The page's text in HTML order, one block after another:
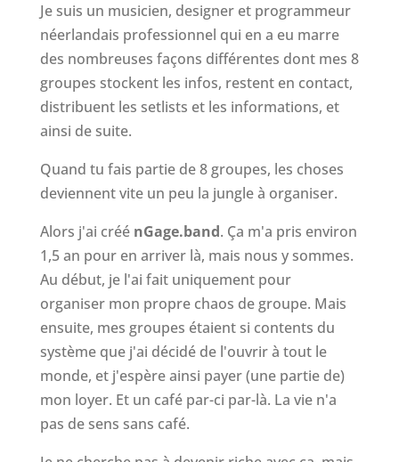
Je suis un musicien, designer et programmeur
néerlandais professionnel qui en a eu marre
des nombreuses façons différentes dont mes 8
groupes stockent les infos, restent en contact,
distribuent les setlists et les informations, et
ainsi de suite.
Quand tu fais partie de 8 groupes, les choses
deviennent vite un peu la jungle à organiser.
Alors j'ai créé nGage.band. Ça m'a pris environ
1,5 an pour en arriver là, mais nous y sommes.
Au début, je l'ai fait uniquement pour
organiser mon propre chaos de groupe. Mais
ensuite, mes groupes étaient si contents du
système que j'ai décidé de l'ouvrir à tout le
monde, et j'espère ainsi payer (une partie de)
mon loyer. Et un café par-ci par-là. La vie n'a
pas de sens sans café.